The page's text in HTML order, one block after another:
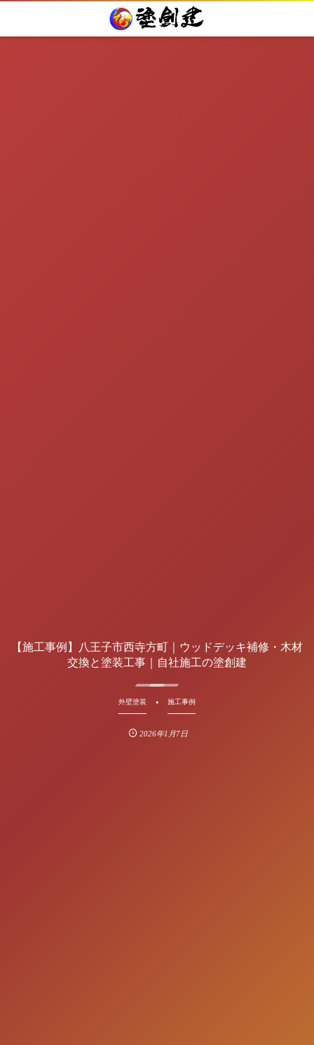
【施工事例】八王子市西寺方町｜ウッドデッキ補修・木材
交換と塗装工事｜自社施工の塗創建
外壁塗装 施工事例
2026年1月7日